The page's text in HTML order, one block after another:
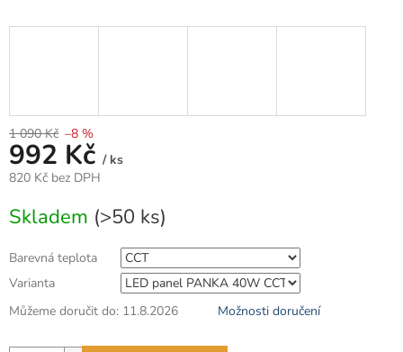
1 090 Kč –8 %
992 Kč / ks
820 Kč bez DPH
cena:
Skladem (>50 ks)
Barevná teplota
Varianta
Můžeme doručit do: 11.8.2026 Možnosti doručení